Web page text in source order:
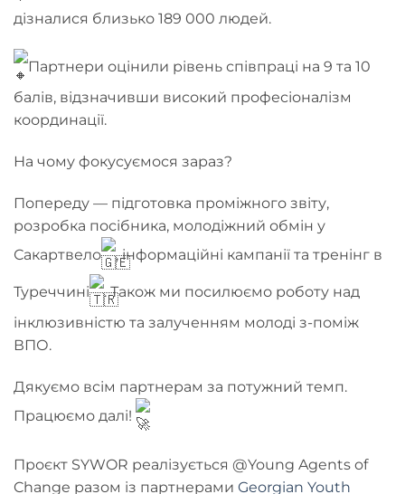
дізналися близько 189 000 людей.
Партнери оцінили рівень співпраці на 9 та 10
балів, відзначивши високий професіоналізм
координації.
На чому фокусуємося зараз?
Попереду — підготовка проміжного звіту,
розробка посібника, молодіжний обмін у
Сакартвело
, інформаційні кампанії та тренінг в
Туреччині
. Також ми посилюємо роботу над
інклюзивністю та залученням молоді з-поміж
ВПО.
Дякуємо всім партнерам за потужний темп.
Працюємо далі!
Проєкт SYWOR реалізується @Young Agents of
Change разом із партнерами Georgian Youth